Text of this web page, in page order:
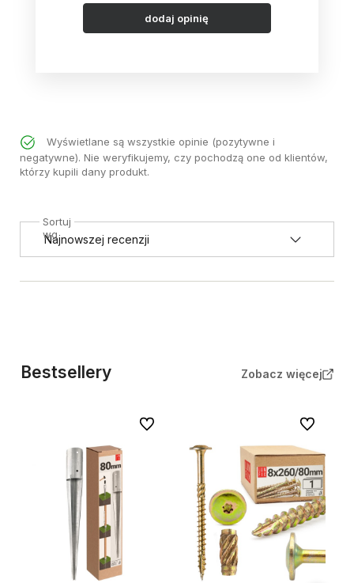
dodaj opinię
Wyświetlane są wszystkie opinie (pozytywne i
negatywne). Nie weryfikujemy, czy pochodzą one od klientów,
którzy kupili dany produkt.
Sortuj
wg
Bestsellery Zobacz więcej
Do ulubionych Do